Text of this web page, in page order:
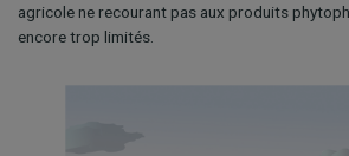
agricole ne recourant pas aux produits
encore trop limités.